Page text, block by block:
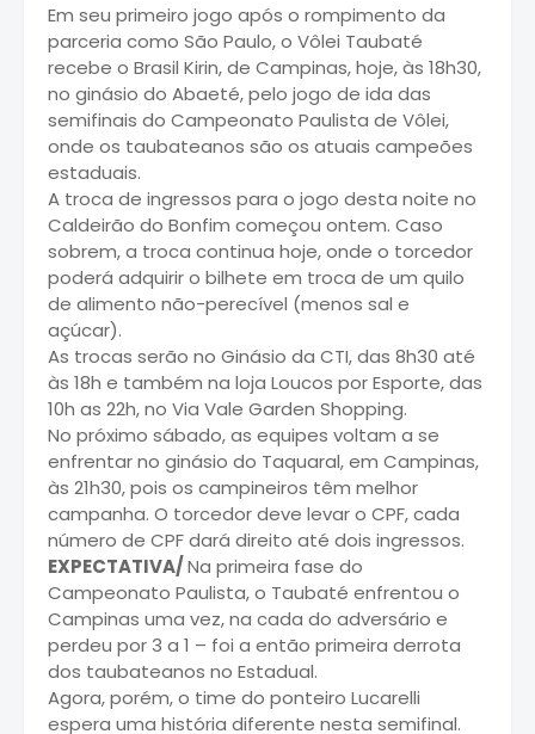
Em seu primeiro jogo após o rompimento da
parceria como São Paulo, o Vôlei Taubaté
recebe o Brasil Kirin, de Campinas, hoje, às 18h30,
no ginásio do Abaeté, pelo jogo de ida das
semifinais do Campeonato Paulista de Vôlei,
onde os taubateanos são os atuais campeões
estaduais.
A troca de ingressos para o jogo desta noite no
Caldeirão do Bonfim começou ontem. Caso
sobrem, a troca continua hoje, onde o torcedor
poderá adquirir o bilhete em troca de um quilo
de alimento não-perecível (menos sal e
açúcar).
As trocas serão no Ginásio da CTI, das 8h30 até
às 18h e também na loja Loucos por Esporte, das
10h as 22h, no Via Vale Garden Shopping.
No próximo sábado, as equipes voltam a se
enfrentar no ginásio do Taquaral, em Campinas,
às 21h30, pois os campineiros têm melhor
campanha. O torcedor deve levar o CPF, cada
número de CPF dará direito até dois ingressos.
EXPECTATIVA/Na primeira fase do
Campeonato Paulista, o Taubaté enfrentou o
Campinas uma vez, na cada do adversário e
perdeu por 3 a 1 – foi a então primeira derrota
dos taubateanos no Estadual.
Agora, porém, o time do ponteiro Lucarelli
espera uma história diferente nesta semifinal.